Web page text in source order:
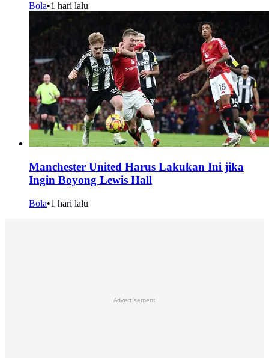
Bola•1 hari lalu
Manchester United Harus Lakukan Ini jika
Ingin Boyong Lewis Hall
Bola•1 hari lalu
Advertisement